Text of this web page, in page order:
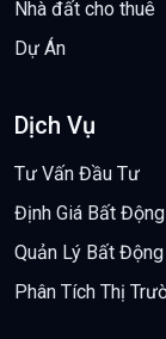
Nhà đất cho thuê
Dự Án
Dịch Vụ
Tư Vấn Đầu Tư
Định Giá Bất
Quản Lý Bất
Phân Tích Thị